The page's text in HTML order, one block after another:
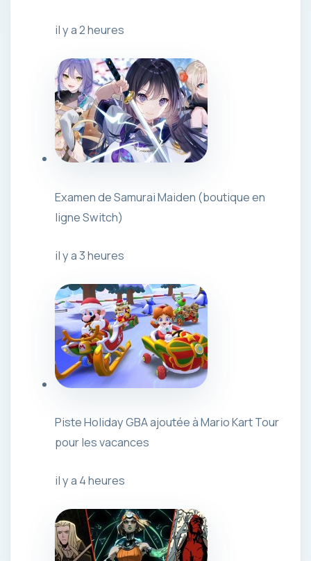
il y a 2 heures
Examen de Samurai Maiden (boutique en
ligne Switch)
il y a 3 heures
Piste Holiday GBA ajoutée à Mario Kart Tour
pour les vacances
il y a 4 heures